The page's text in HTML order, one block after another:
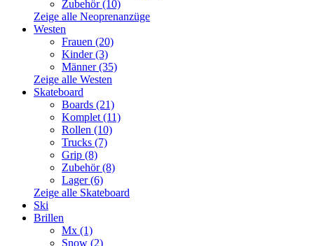
Zubehör (10)
Zeige alle Neoprenanzüge
Westen
Frauen (20)
Kinder (3)
Männer (35)
Zeige alle Westen
Skateboard
Boards (21)
Komplet (11)
Rollen (10)
Trucks (7)
Grip (8)
Zubehör (8)
Lager (6)
Zeige alle Skateboard
Ski
Brillen
Mx (1)
Snow (2)